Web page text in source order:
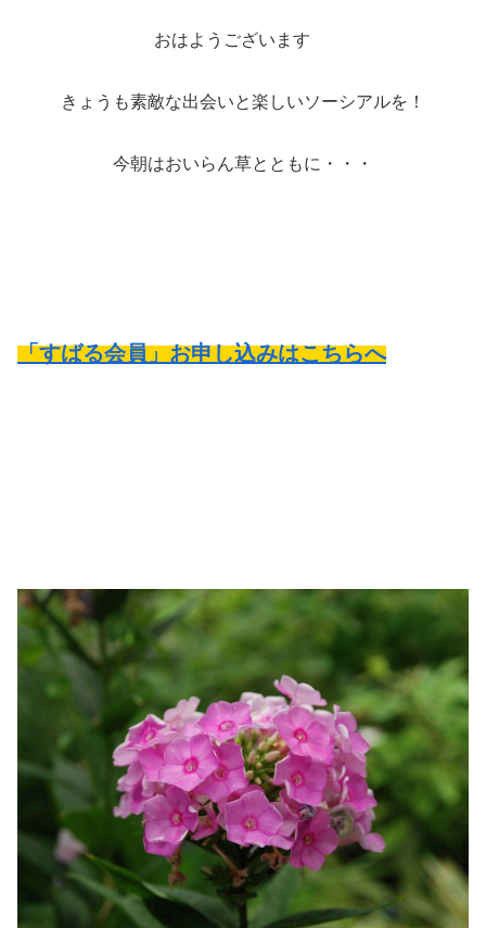
おはようございます
きょうも素敵な出会いと楽しいソーシアルを！
今朝はおいらん草とともに・・・
「すばる会員」お申し込みはこちらへ